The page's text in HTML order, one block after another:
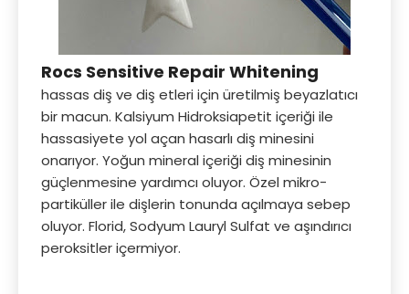
Rocs Sensitive Repair Whitening
hassas diş ve diş etleri için üretilmiş beyazlatıcı
bir macun. Kalsiyum Hidroksiapetit içeriği ile
hassasiyete yol açan hasarlı diş minesini
onarıyor. Yoğun mineral içeriği diş minesinin
güçlenmesine yardımcı oluyor. Özel mikro-
partiküller ile dişlerin tonunda açılmaya sebep
oluyor. Florid, Sodyum Lauryl Sulfat ve aşındırıcı
peroksitler içermiyor.